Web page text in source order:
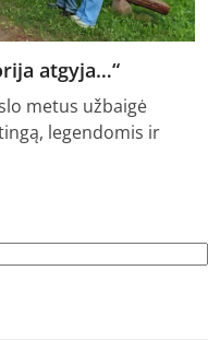
atgyja…“
metus užbaigė
legendomis ir